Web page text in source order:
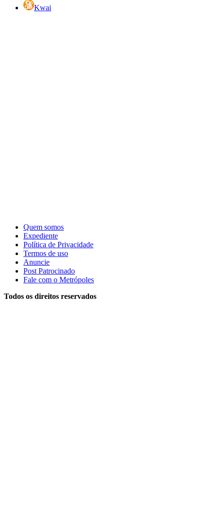
Kwai
Quem somos
Expediente
Política de Privacidade
Termos de uso
Anuncie
Post Patrocinado
Fale com o Metrópoles
Todos os direitos reservados